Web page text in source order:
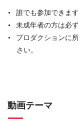
誰でも参加できます
未成年者の方は必
プロダクションに
さい。
動画テーマ